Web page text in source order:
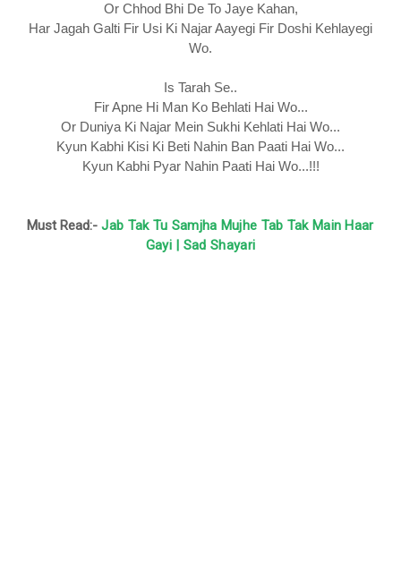
Or Chhod Bhi De To Jaye Kahan,
Har Jagah Galti Fir Usi Ki Najar Aayegi Fir Doshi Kehlayegi
Wo.
Is Tarah Se..
Fir Apne Hi Man Ko Behlati Hai Wo...
Or Duniya Ki Najar Mein Sukhi Kehlati Hai Wo...
Kyun Kabhi Kisi Ki Beti Nahin Ban Paati Hai Wo...
Kyun Kabhi Pyar Nahin Paati Hai Wo...!!!
Must Read:-Jab Tak Tu Samjha Mujhe Tab Tak Main Haar
Gayi | Sad Shayari